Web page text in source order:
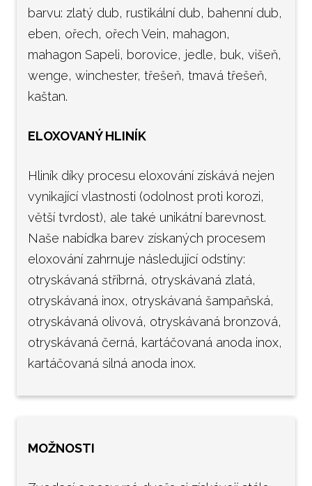
barvu: zlatý dub, rustikální dub, bahenní dub,
eben, ořech, ořech Vein, mahagon,
mahagon Sapeli, borovice, jedle, buk, višeň,
wenge, winchester, třešeň, tmavá třešeň,
kaštan.
ELOXOVANÝ HLINÍK
Hliník díky procesu eloxování získává nejen
vynikající vlastnosti (odolnost proti korozi,
větší tvrdost), ale také unikátní barevnost.
Naše nabídka barev získaných procesem
eloxování zahrnuje následující odstíny:
otryskávaná stříbrná, otryskávaná zlatá,
otryskávaná inox, otryskávaná šampaňská,
otryskávaná olivová, otryskávaná bronzová,
otryskávaná černá, kartáčovaná anoda inox,
kartáčovaná silná anoda inox.
MOŽNOSTI